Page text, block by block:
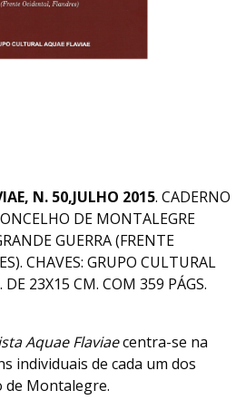
N. 50,JULHO 2015. CADERNO
DE MONTALEGRE
GUERRA (FRENTE
CHAVES: GRUPO CULTURAL
23X15 CM. COM 359 PÁGS.
Aquae Flaviaecentra-se na
individuais de cada um dos
de Montalegre.